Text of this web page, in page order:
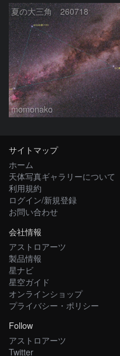
夏の大三角 260718
momonako
サイトマップ
ホーム
天体写真ギャラリーについて
利用規約
ログイン/新規登録
お問い合わせ
会社情報
アストロアーツ
製品情報
星ナビ
星空ガイド
オンラインショップ
プライバシー・ポリシー
Follow
アストロアーツ
Twitter